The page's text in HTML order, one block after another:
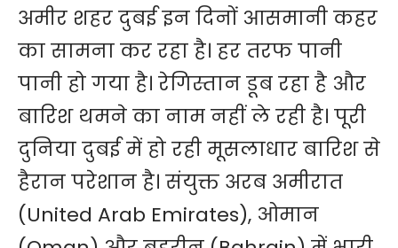
अमीर शहर दुबई इन दिनों आसमानी कहर
का सामना कर रहा है। हर तरफ पानी
पानी हो गया है। रेगिस्तान डूब रहा है और
बारिश थमने का नाम नहीं ले रही है। पूरी
दुनिया दुबई में हो रही मूसलाधार बारिश से
हैरान परेशान है। संयुक्त अरब अमीरात
(United Arab Emirates), ओमान